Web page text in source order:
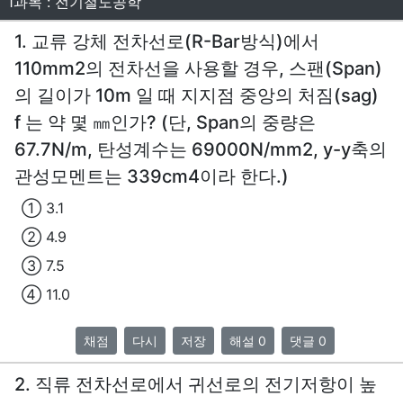
1. 교류 강체 전차선로(R-Bar방식)에서
110mm2의 전차선을 사용할 경우, 스팬(Span)
의 길이가 10m 일 때 지지점 중앙의 처짐(sag)
f 는 약 몇 ㎜인가? (단, Span의 중량은
67.7N/m, 탄성계수는 69000N/mm2, y-y축의
관성모멘트는 339cm4이라 한다.)
① 3.1
② 4.9
③ 7.5
④ 11.0
채점 다시 저장 해설 0 댓글 0
2. 직류 전차선로에서 귀선로의 전기저항이 높